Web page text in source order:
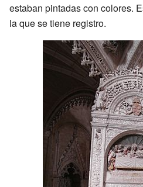
estaban pintadas con colores.
la que se tiene registro.